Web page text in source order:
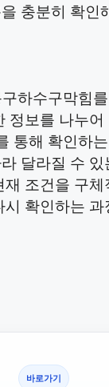
충분히 확인
하수구막힘
정보를 나누어
통해 확인하
달라질 수 있
조건을 구체
확인하는 과
바로가기